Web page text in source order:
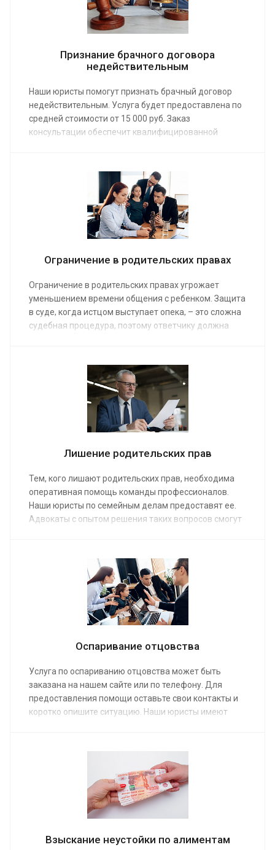
Признание брачного договора
недействительным
Наши юристы помогут признать брачный договор
недействительным. Услуга будет предоставлена по
средней стоимости от 15 000 руб. Заказ
консультации обеспечит квалифицированной
специализирующиеся на брачных договорах,
составят иск, приложив к нему неопровержимые
Ограничение в родительских правах
Ограничение в родительских правах угрожает
уменьшением времени общения с ребенком. Защита
в суде, когда истцом выступает опека, – это сложна
судебная процедура, поэтому ответчику должна
помогут выиграть судебный спор. Средняя
стоимость заказа от от 15 000 руб.
Лишение родительских прав
Тем, кого лишают родительских прав, необходима
оперативная помощь команды профессионалов.
Наши юристы по семейным делам предоставят ее.
Адвокаты с опытом решения таких вопросов смогут
победу в судебном разбирательстве. Защита с
помощью адвокатов обойдется вам по средней
стоимости от от 2 000 руб.
Оспаривание отцовства
Услуга по оспариванию отцовства может быть
заказана на нашем сайте или по телефону. Для
предоставления помощи оставьте свои контакты и
коротко опишите ситуацию. Наши юристы имеют
от 20 000 руб. После окончания судебного заседания
на руках у вас окажется соответствующее судебное
Взыскание неустойки по алиментам